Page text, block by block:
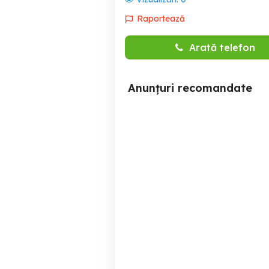
Raportează
Arată telefon
Anunțuri recomandate